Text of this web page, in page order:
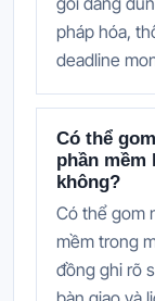
pháp hóa,
deadline
Có thể
phần
không?
Có thể gom
mềm trong
đồng ghi rõ